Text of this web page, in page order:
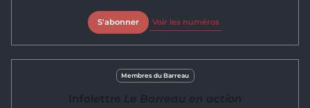
S'abonner Voir les numéros
Membres du Barreau